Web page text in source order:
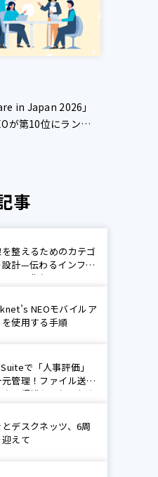
in Japan 2026」
が第10位にランク
投稿キャンペーン開
事
整えるためのカテゴ
設計—伝わるインフォ
ション作り
NEOモバイルア
使用する手順
で「人事評価」
管理！ファイル送受
よる煩雑なやり取りを
プリ紹介】
デスクネッツ、6周
えて